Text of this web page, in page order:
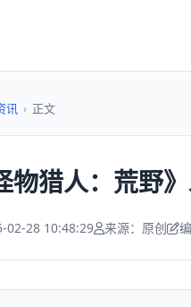
讯 › 正文
物猎人：荒野
02-28 10:48:29 来源：原创